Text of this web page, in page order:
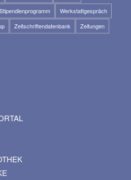
Stipendienprogramm
Werkstattgespräch
Zeitschriftendatenbank
Zeitungen